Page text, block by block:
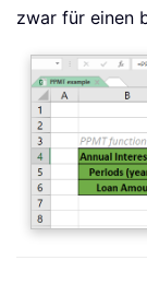
zwar für einen